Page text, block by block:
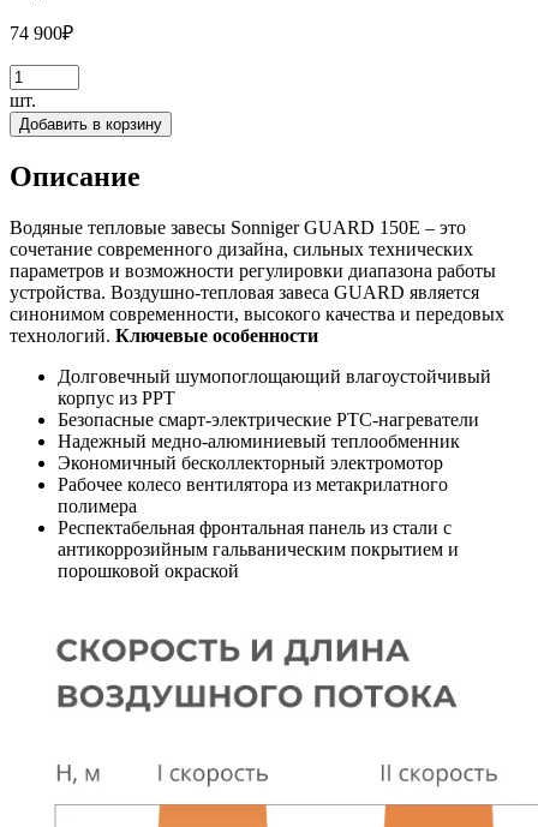
74 900₽
шт.
Добавить в корзину
Описание
Водяные тепловые завесы Sonniger GUARD 150E – это
сочетание современного дизайна, сильных технических
параметров и возможности регулировки диапазона работы
устройства. Воздушно-тепловая завеса GUARD является
синонимом современности, высокого качества и передовых
технологий. Ключевые особенности
Долговечный шумопоглощающий влагоустойчивый
корпус из РРT
Безопасные смарт-электрические РТС-нагреватели
Надежный медно-алюминиевый теплообменник
Экономичный бесколлекторный электромотор
Рабочее колесо вентилятора из метакрилатного
полимера
Респектабельная фронтальная панель из стали с
антикоррозийным гальваническим покрытием и
порошковой окраской